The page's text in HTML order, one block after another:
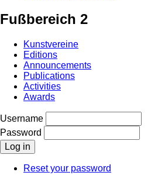
Fußbereich 2
Kunstvereine
Editions
Announcements
Publications
Activities
Awards
Username
Password
Reset your password